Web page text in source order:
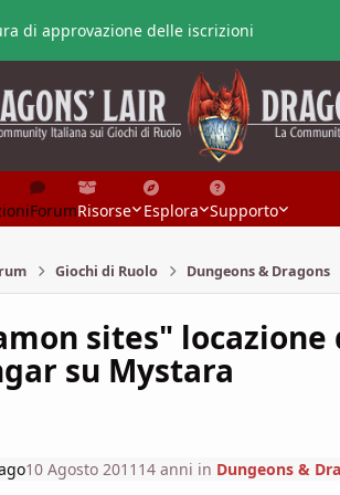
di approvazione delle iscrizioni
ForumRisorse Esplora Supporto
Giochi di Ruolo Dungeons & Dragons
sites"
su Mystara
10 Agosto 2011 14 anni in Dungeons &